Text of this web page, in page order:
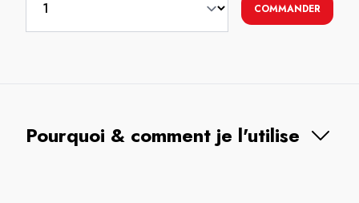
COMMANDER
Pourquoi & comment je l'utilise